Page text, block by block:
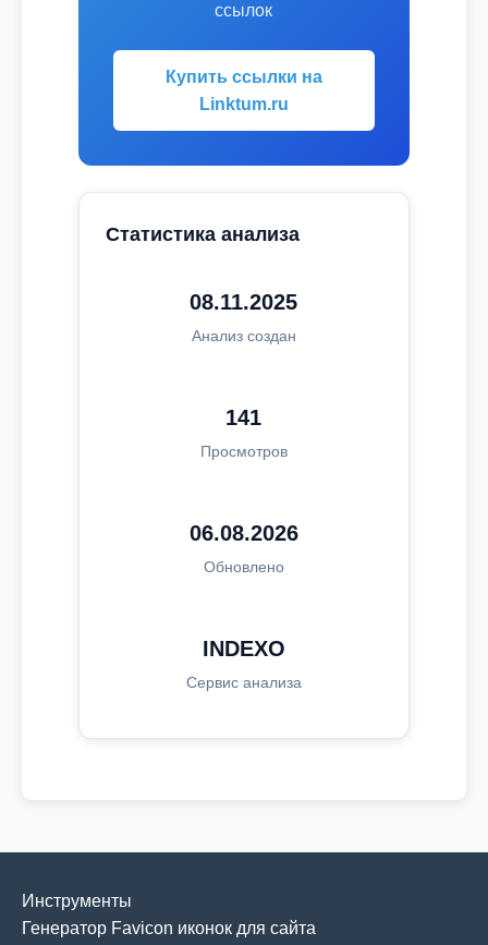
ссылок
Купить ссылки на
Linktum.ru
Статистика анализа
08.11.2025
Анализ создан
141
Просмотров
06.08.2026
Обновлено
INDEXO
Сервис анализа
Инструменты
Генератор Favicon иконок для сайта